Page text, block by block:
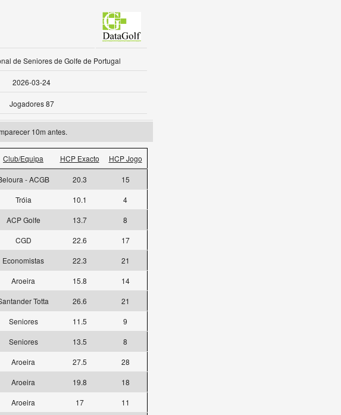
de Seniores de Golfe de Portugal
2026-03-24
Jogadores 87
10m antes.
Club/Equipa HCP Exacto HCP Jogo
- ACGB 20.3
15
Tróia 10.1
4
ACP Golfe 13.7
8
CGD 22.6
17
Economistas 22.3
21
Aroeira 15.8
14
Totta 26.6
21
Seniores 11.5
9
Seniores 13.5
8
Aroeira 27.5
28
Aroeira 19.8
18
Aroeira 17
11